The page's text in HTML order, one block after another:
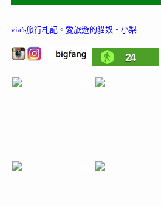
via’s旅行札記。 愛旅遊的貓奴‧小梨
24